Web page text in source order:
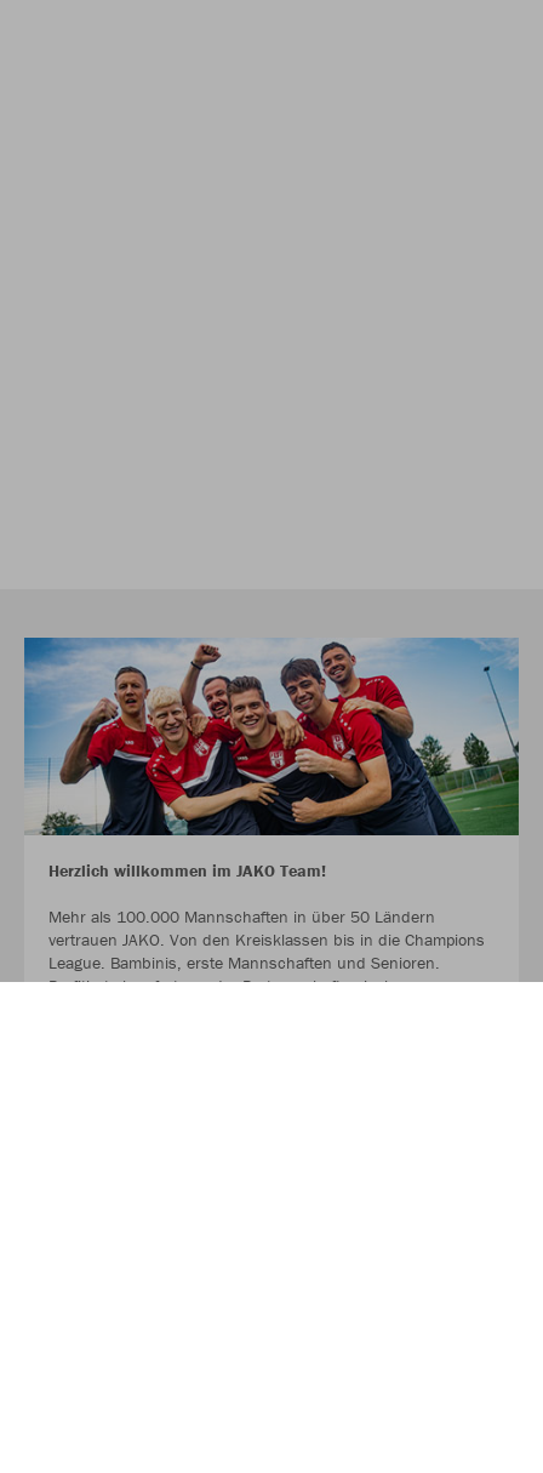
Herzlich willkommen im JAKO Team!
Mehr als 100.000 Mannschaften in über 50 Ländern
vertrauen JAKO. Von den Kreisklassen bis in die Champions
League. Bambinis, erste Mannschaften und Senioren.
Profitiert ab sofort von der Partnerschaft zwischen eurem